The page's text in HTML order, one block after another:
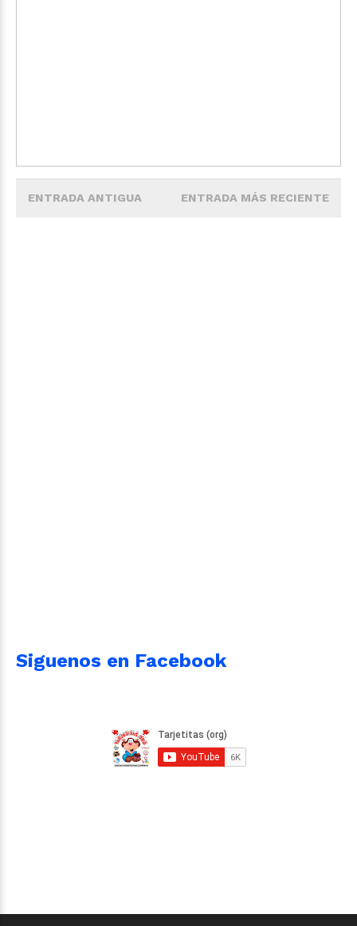
ENTRADA MÁS RECIENTE
ENTRADA ANTIGUA
Siguenos en Facebook